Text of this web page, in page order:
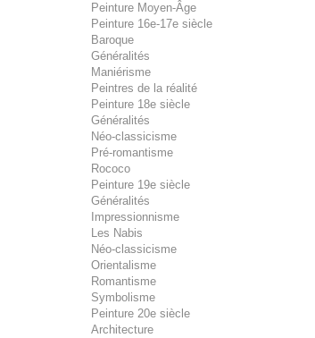
Peinture Moyen-Âge
Peinture 16e-17e siècle
Baroque
Généralités
Maniérisme
Peintres de la réalité
Peinture 18e siècle
Généralités
Néo-classicisme
Pré-romantisme
Rococo
Peinture 19e siècle
Généralités
Impressionnisme
Les Nabis
Néo-classicisme
Orientalisme
Romantisme
Symbolisme
Peinture 20e siècle
Architecture